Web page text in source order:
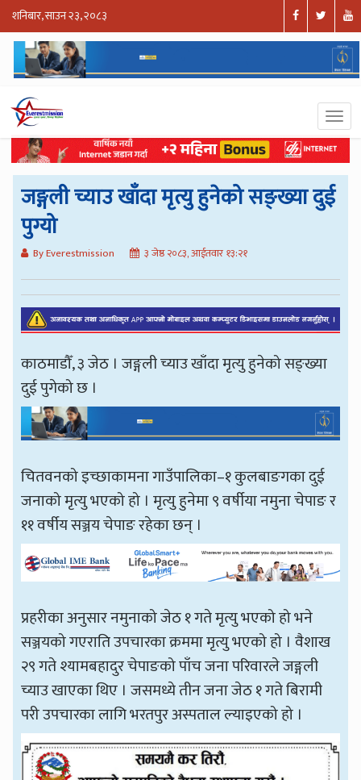
शनिबार, साउन २३, २०८३
जङ्गली च्याउ खाँदा मृत्यु हुनेको सङ्ख्या दुई
पुग्यो
By Everestmission ३ जेष्ठ २०८३, आईतवार १३:२१
काठमाडौँ, ३ जेठ । जङ्गली च्याउ खाँदा मृत्यु हुनेको सङ्ख्या
दुई पुगेको छ ।
चितवनको इच्छाकामना गाउँपालिका–१ कुलबाङगका दुई
जनाको मृत्यु भएको हो । मृत्यु हुनेमा ९ वर्षीया नमुना चेपाङ र
११ वर्षीय सञ्जय चेपाङ रहेका छन् ।
प्रहरीका अनुसार नमुनाको जेठ १ गते मृत्यु भएको हो भने
सञ्जयको गएराति उपचारका क्रममा मृत्यु भएको हो । वैशाख
२९ गते श्यामबहादुर चेपाङको पाँच जना परिवारले जङ्गली
च्याउ खाएका थिए । जसमध्ये तीन जना जेठ १ गते बिरामी
परी उपचारका लागि भरतपुर अस्पताल ल्याइएको हो ।